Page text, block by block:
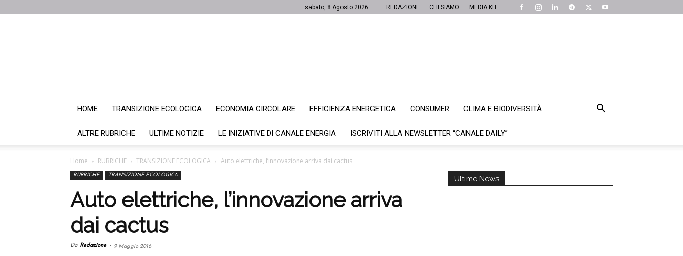
sabato, 8 Agosto 2026 REDAZIONE CHI SIAMO MEDIA KIT
HOME TRANSIZIONE ECOLOGICA ECONOMIA CIRCOLARE EFFICIENZA ENERGETICA CONSUMER CLIMA E BIODIVERSITÀ
ALTRE RUBRICHE ULTIME NOTIZIE LE INIZIATIVE DI CANALE ENERGIA ISCRIVITI ALLA NEWSLETTER “CANALE DAILY”
Home RUBRICHE TRANSIZIONE ECOLOGICA Auto elettriche, l’innovazione arriva dai cactus
RUBRICHE TRANSIZIONE ECOLOGICA
Auto elettriche, l’innovazione arriva
dai cactus
Da Redazione - 9 Maggio 2016
Ultime News